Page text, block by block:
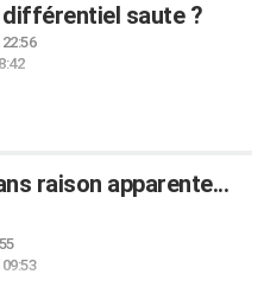
saute ?
raison apparente...